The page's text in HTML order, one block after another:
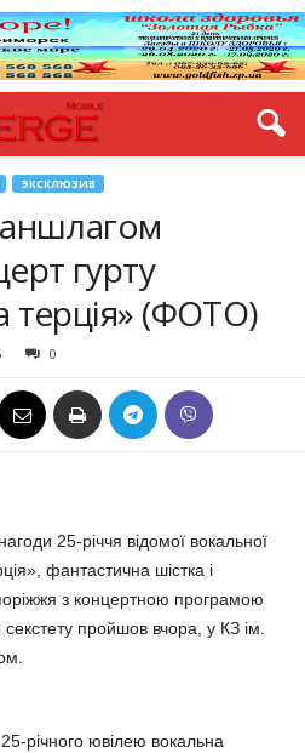
ЭКСКЛЮЗИВ
гурту
терція» (ФОТО)
0
25-річчя відомої вокальної
фантастична шістка і
з концертною програмою
пройшов вчора, у КЗ ім.
річного ювілею вокальна